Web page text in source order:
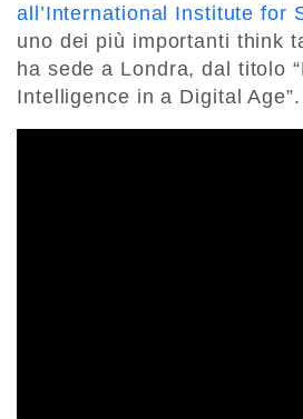
all’International Institute for
uno dei più importanti think
ha sede a Londra, dal titolo
Intelligence in a Digital Age”.